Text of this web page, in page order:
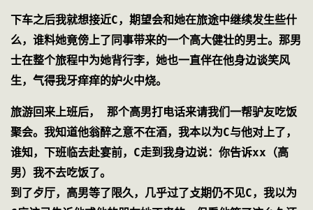
下车之后我就想接近C，期望会和她在旅途中继续发生些什
么，谁料她竟傍上了同事带来的一个高大健壮的男士。那男
士在整个旅程中为她背行李，她也一直伴在他身边谈笑风
生，气得我牙痒痒的妒火中烧。
旅游回来上班后， 那个高男打电话来请我们一帮驴友吃饭
聚会。我知道他翁醉之意不在酒，我本以为C与他对上了，
谁知，下班临去赴宴前，C走到我身边说：你告诉xx（高
男）我不去吃饭了。
到了歺厅，高男等了限久，几乎过了攴期仍不见C，我以为